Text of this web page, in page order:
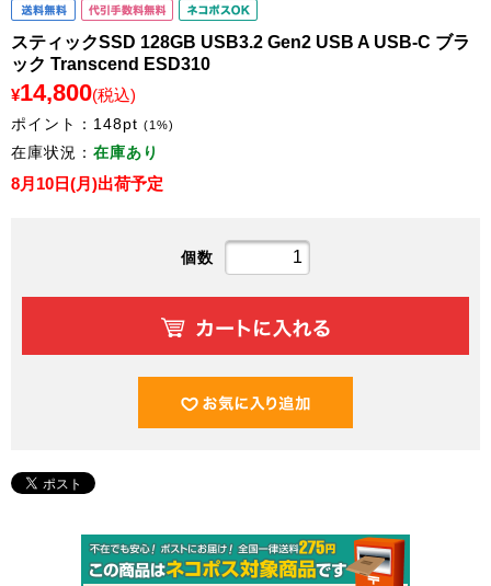
スティックSSD 128GB USB3.2 Gen2 USB A USB-C ブラ
ック Transcend ESD310
¥14,800(税込)
ポイント： 148pt (1%)
在庫状況： 在庫あり
8月10日(月)出荷予定
個数